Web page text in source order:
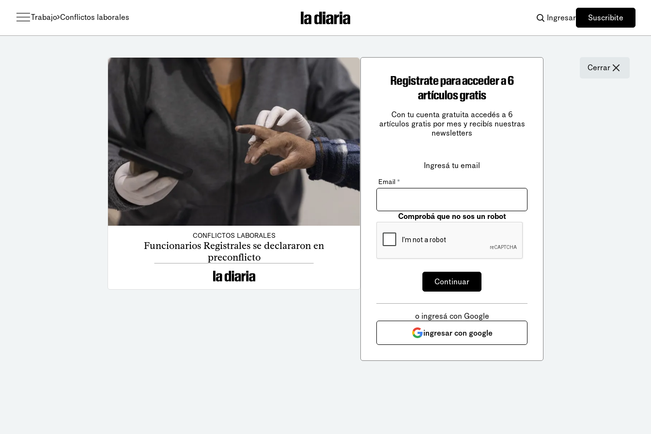
Trabajo Conflictos laborales Ingresar Suscribite
CONFLICTOS LABORALES
Funcionarios Registrales se declararon en
preconflicto
Cerrar
Registrate para acceder a 6
artículos gratis
Con tu cuenta gratuita accedés a 6
artículos gratis por mes y recibís nuestras
newsletters
Ingresá tu email
Email *
Comprobá que no sos un robot
o ingresá con Google
ingresar con google